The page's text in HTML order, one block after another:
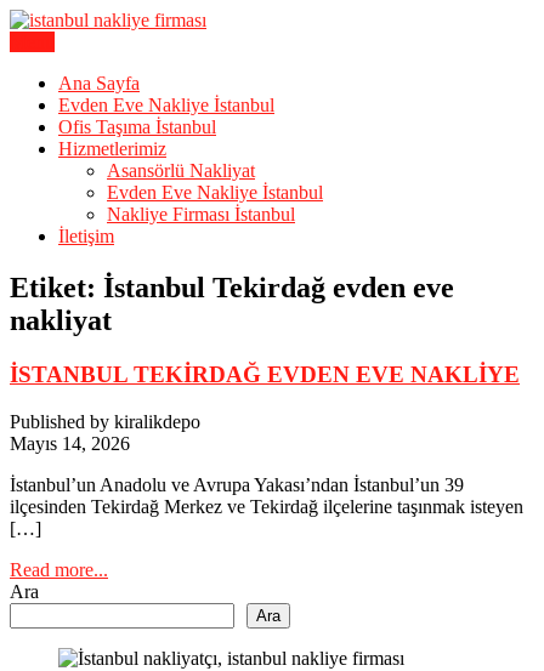
Skip
İstanbul Evden Eve Nakliye |
İstanbul Nakliyat
Ana Sayfa
Evden Eve Nakliye İstanbul
Ofis Taşıma İstanbul
Hizmetlerimiz
Asansörlü Nakliyat
Evden Eve Nakliye İstanbul
Nakliye Firması İstanbul
İletişim
Etiket: İstanbul Tekirdağ evden eve
nakliyat
İSTANBUL TEKİRDAĞ EVDEN EVE NAKLİYE
Published by kiralikdepo
Mayıs 14, 2026
İstanbul’un Anadolu ve Avrupa Yakası’ndan İstanbul’un 39
ilçesinden Tekirdağ Merkez ve Tekirdağ ilçelerine taşınmak isteyen
[…]
Read more...
Ara
Ara